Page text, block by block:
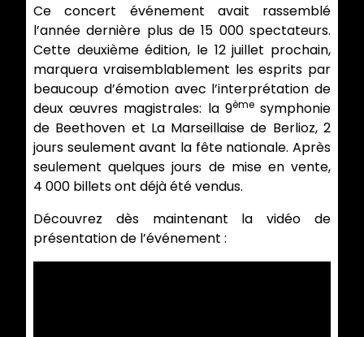
Ce concert événement avait rassemblé
l’année dernière plus de 15 000 spectateurs.
Cette deuxième édition, le 12 juillet prochain,
marquera vraisemblablement les esprits par
beaucoup d’émotion avec l’interprétation de
deux œuvres magistrales: la 9èmesymphonie
de Beethoven et La Marseillaise de Berlioz, 2
jours seulement avant la fête nationale. Après
seulement quelques jours de mise en vente,
4 000 billets ont déjà été vendus.
Découvrez dès maintenant la vidéo de
présentation de l’événement :